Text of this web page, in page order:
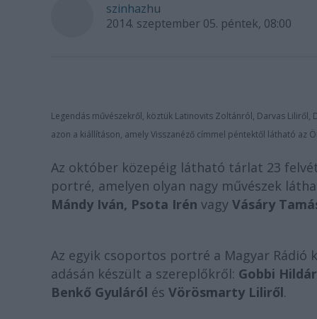
szinhazhu
2014. szeptember 05. péntek, 08:00
Legendás művészekről, köztük Latinovits Zoltánról, Darvas
azon a kiállításon, amely Visszanéző címmel péntektől látható az
Az október közepéig látható tárlat 23
portré, amelyen olyan nagy művészek
Mándy Iván, Psota Irén vagy Vásáry
Az egyik csoportos portré a Magyar Rádió
adásán készült a szereplőkről: Gobbi
Benkő Gyuláról és Vörösmarty Liliről.